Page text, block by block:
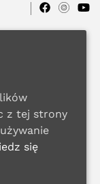
z tej strony
się